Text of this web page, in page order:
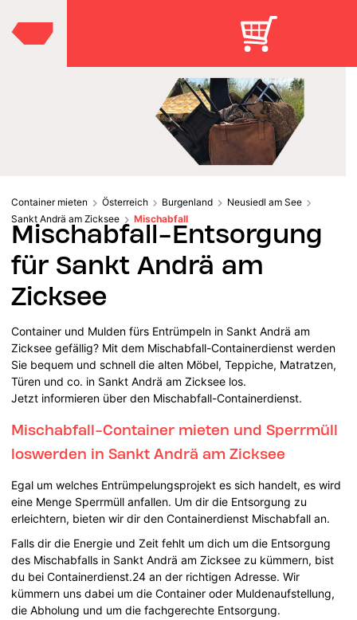
Container mieten Österreich Burgenland
Neusiedl am See
Sankt Andrä am Zicksee
Mischabfall
Mischabfall-Entsorgung
für Sankt Andrä am
Zicksee
Container und Mulden fürs Entrümpeln in Sankt Andrä am
Zicksee gefällig? Mit dem Mischabfall-Containerdienst werden
Sie bequem und schnell die alten Möbel, Teppiche, Matratzen,
Türen und co. in Sankt Andrä am Zicksee los.
Jetzt informieren über den Mischabfall-Containerdienst.
Mischabfall-Container mieten und Sperrmüll
loswerden in Sankt Andrä am Zicksee
Egal um welches Entrümpelungsprojekt es sich handelt, es wird
eine Menge Sperrmüll anfallen. Um dir die Entsorgung zu
erleichtern, bieten wir dir den Containerdienst Mischabfall an.
Falls dir die Energie und Zeit fehlt um dich um die Entsorgung
des Mischabfalls in Sankt Andrä am Zicksee zu kümmern, bist
du bei Containerdienst.24 an der richtigen Adresse. Wir
kümmern uns dabei um die Container oder Muldenaufstellung,
die Abholung und um die fachgerechte Entsorgung.